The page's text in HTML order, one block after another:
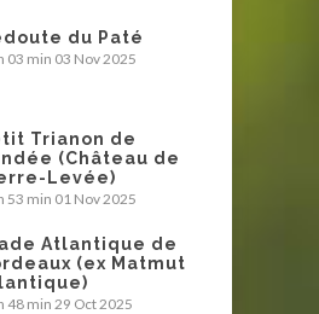
du Paté
03 min 03 Nov 2025
Trianon de
(Château de
Levée)
53 min 01 Nov 2025
Atlantique de
(ex Matmut
48 min29 Oct 2025